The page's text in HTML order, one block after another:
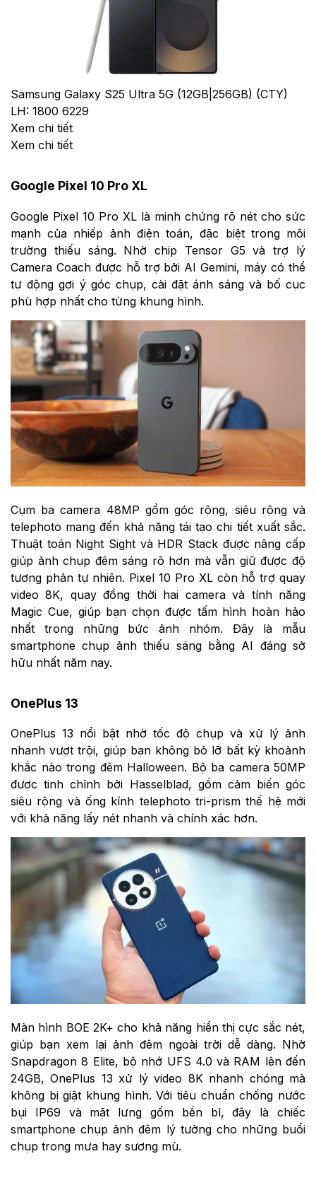
Samsung Galaxy S25 Ultra 5G (12GB|256GB) (CTY)
LH: 1800 6229
Xem chi tiết
Xem chi tiết
Google Pixel 10 Pro XL
Google Pixel 10 Pro XL là minh chứng rõ nét cho sức
mạnh của nhiếp ảnh điện toán, đặc biệt trong môi
trường thiếu sáng. Nhờ chip Tensor G5 và trợ lý
Camera Coach được hỗ trợ bởi AI Gemini, máy có thể
tự động gợi ý góc chụp, cài đặt ánh sáng và bố cục
phù hợp nhất cho từng khung hình.
Cụm ba camera 48MP gồm góc rộng, siêu rộng và
telephoto mang đến khả năng tái tạo chi tiết xuất sắc.
Thuật toán Night Sight và HDR Stack được nâng cấp
giúp ảnh chụp đêm sáng rõ hơn mà vẫn giữ được độ
tương phản tự nhiên. Pixel 10 Pro XL còn hỗ trợ quay
video 8K, quay đồng thời hai camera và tính năng
Magic Cue, giúp bạn chọn được tấm hình hoàn hảo
nhất trong những bức ảnh nhóm. Đây là mẫu
smartphone chụp ảnh thiếu sáng bằng AI đáng sở
hữu nhất năm nay.
OnePlus 13
OnePlus 13 nổi bật nhờ tốc độ chụp và xử lý ảnh
nhanh vượt trội, giúp bạn không bỏ lỡ bất kỳ khoảnh
khắc nào trong đêm Halloween. Bộ ba camera 50MP
được tinh chỉnh bởi Hasselblad, gồm cảm biến góc
siêu rộng và ống kính telephoto tri-prism thế hệ mới
với khả năng lấy nét nhanh và chính xác hơn.
Màn hình BOE 2K+ cho khả năng hiển thị cực sắc nét,
giúp bạn xem lại ảnh đêm ngoài trời dễ dàng. Nhờ
Snapdragon 8 Elite, bộ nhớ UFS 4.0 và RAM lên đến
24GB, OnePlus 13 xử lý video 8K nhanh chóng mà
không bị giật khung hình. Với tiêu chuẩn chống nước
bụi IP69 và mặt lưng gốm bền bỉ, đây là chiếc
smartphone chụp ảnh đêm lý tưởng cho những buổi
chụp trong mưa hay sương mù.